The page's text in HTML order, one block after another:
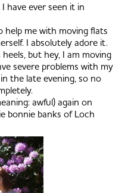
have ever seen it in
help me with moving flats
I absolutely adore it.
but hey, I am moving
severe problems with my
the late evening, so no
awful) again on
bonnie banks of Loch